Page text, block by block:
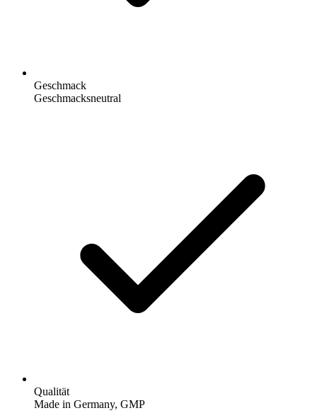
Geschmack
Geschmacksneutral
Qualität
Made in Germany, GMP